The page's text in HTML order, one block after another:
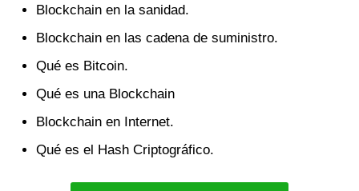
Blockchain en la sanidad.
Blockchain en las cadena de suministro.
Qué es Bitcoin.
Qué es una Blockchain
Blockchain en Internet.
Qué es el Hash Criptográfico.